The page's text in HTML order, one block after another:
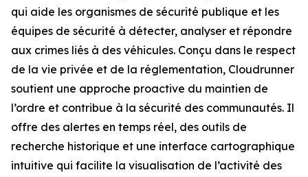
qui aide les organismes de sécurité publique et les
équipes de sécurité à détecter, analyser et répondre
aux crimes liés à des véhicules. Conçu dans le respect
de la vie privée et de la réglementation, Cloudrunner
soutient une approche proactive du maintien de
l’ordre et contribue à la sécurité des communautés. Il
offre des alertes en temps réel, des outils de
recherche historique et une interface cartographique
intuitive qui facilite la visualisation de l’activité des